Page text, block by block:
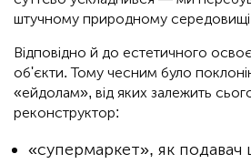
штучному природному
Відповідно й до естетичного
об'єкти. Тому чесним було
«ейдолам», від яких залежить
реконструктор:
«супермаркет», як подавач